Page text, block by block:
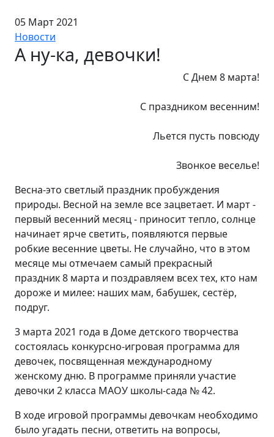
05 Март 2021
Новости
А ну-ка, девочки!
С Днем 8 марта!
С праздником весенним!
Льется пусть повсюду
Звонкое веселье!
Весна-это светлый праздник пробуждения
природы. Весной на земле все зацветает. И март -
первый весенний месяц - приносит тепло, солнце
начинает ярче светить, появляются первые
робкие весенние цветы. Не случайно, что в этом
месяце мы отмечаем самый прекрасный
праздник 8 марта и поздравляем всех тех, кто нам
дороже и милее: наших мам, бабушек, сестёр,
подруг.
3 марта 2021 года в Доме детского творчества
состоялась конкурсно-игровая программа для
девочек, посвященная международному
женскому дню. В программе приняли участие
девочки 2 класса МАОУ школы-сада № 42.
В ходе игровой программы девочкам необходимо
было угадать песни, ответить на вопросы,